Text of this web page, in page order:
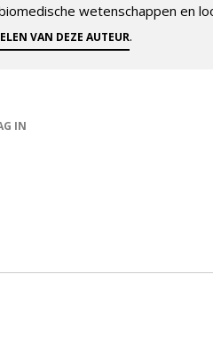
wetenschappen en
VAN DEZE AUTEUR.
IN